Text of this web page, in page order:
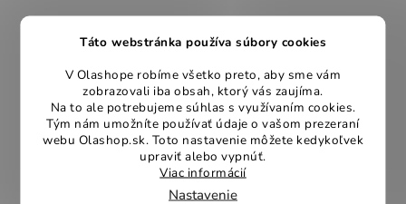
Táto webstránka používa súbory cookies
V Olashope robíme všetko preto, aby sme vám
zobrazovali iba obsah, ktorý vás zaujíma.
Na to ale potrebujeme súhlas s využívaním cookies.
Tým nám umožníte používať údaje o vašom prezeraní
webu Olashop.sk. Toto nastavenie môžete kedykoľvek
upraviť alebo vypnúť.
Viac informácií
Nastavenie